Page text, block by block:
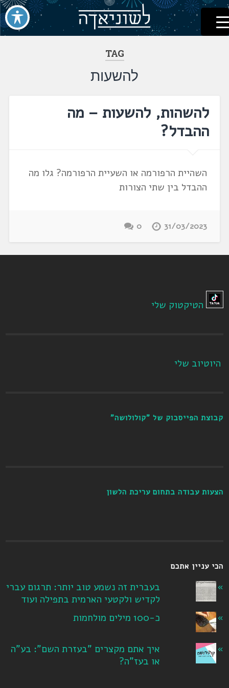
דלג
לתוכן
לשוניאדה
עברית. לשון. שפה
TAG
להשעות
להשהות, להשעות – מה
ההבדל?
השהיית הרפורמה או השעיית הרפורמה? גלו מה
ההבדל בין שתי הצורות
31/03/2023
0
הטיקטוק שלי
היוטיוב שלי
קבוצת הפייסבוק של "קולולושה"
הצעות עבודה בתחום עריכת הלשון
הכי עניין אתכם
בעברית זה נשמע טוב יותר: תרגום עברי
לקדיש ולקטעי הארמית בתפילה ועוד
כ-100 מילים מולחמות
איך אתם מקצרים "בעזרת השם": בע"ה
או בעז"ה?